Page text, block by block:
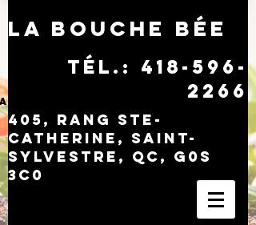
LA BOUCHE BÉE
Accueil MenusPhotos
tél.: 418-596-
2266
405, rang Ste-
Catherine, Saint-
Sylvestre, QC, G0S
3C0​